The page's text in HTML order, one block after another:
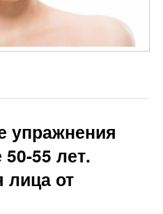
упражнения
55 лет.
лица от